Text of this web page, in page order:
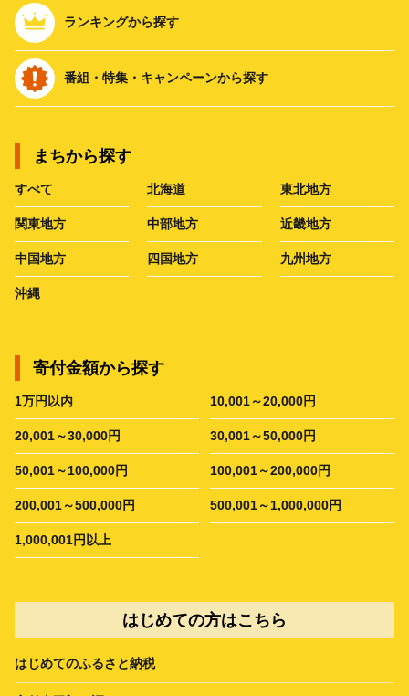
ランキングから探す
番組・特集・キャンペーンから探す
まちから探す
すべて 北海道 東北地方
関東地方 中部地方 近畿地方
中国地方 四国地方 九州地方
沖縄
寄付金額から探す
1万円以内 10,001～20,000円
20,001～30,000円 30,001～50,000円
50,001～100,000円 100,001～200,000円
200,001～500,000円 500,001～1,000,000円
1,000,001円以上
はじめての方はこちら
はじめてのふるさと納税